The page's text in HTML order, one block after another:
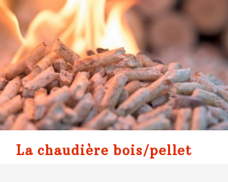
La chaudière bois/pellet